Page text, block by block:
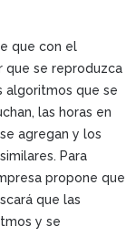
que con el
que se reproduzca
algoritmos que se
las horas en
agregan y los
Para
propone que
que las
y se